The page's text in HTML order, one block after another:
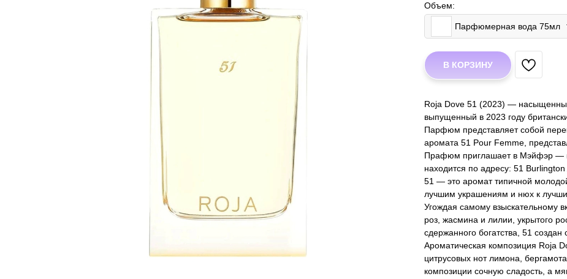
Объем:
Парфюмерная вода 75мл
В КОРЗИНУ
Roja Dove 51 (2023) —
выпущенный в 2023 году
Парфюм представляет собой
аромата 51 Pour Femme,
Прафюм приглашает в Мэйфэр —
находится по адресу: 51
51 — это аромат типичной
лучшим украшениям и нюх к
Угождая самому взыскательному
роз, жасмина и лилии, укрытого
сдержанного богатства, 51
Ароматическая композиция Roja
цитрусовых нот лимона,
композиции сочную сладость, а